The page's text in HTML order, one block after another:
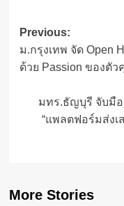
Post
navigation
Previous:
ม.กรุงเทพ จัด Open
ด้วย Passion ของตัว
มทร.ธัญบุรี จับมือ
“แพลตฟอร์มส่งเ
More Stories